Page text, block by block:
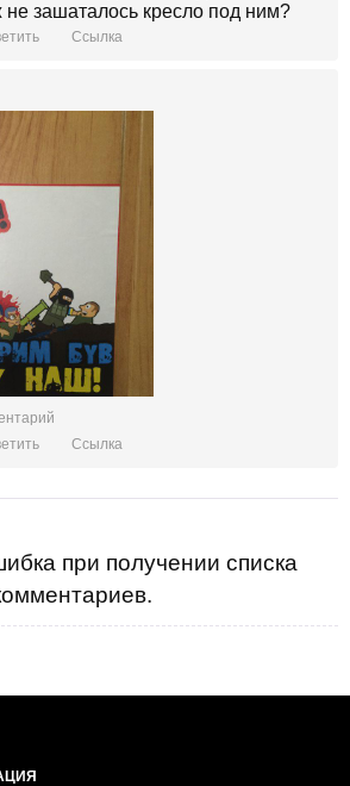
не зашаталось кресло под ним?
Ссылка
Ссылка
при получении списка